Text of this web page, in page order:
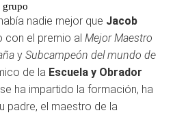
grupo
nadie mejor que Jacob
con el premio al Mejor Maestro
y Subcampeón del mundo de
de la Escuela y Obrador
ha impartido la formación, ha
padre, el maestro de la